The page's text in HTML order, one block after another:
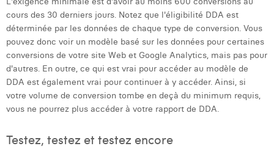
cours des 30 derniers jours. Notez que l'éligibilité DDA est
déterminée par les données de chaque type de conversion. Vous
pouvez donc voir un modèle basé sur les données pour certaines
conversions de votre site Web et Google Analytics, mais pas pour
d'autres. En outre, ce qui est vrai pour accéder au modèle de
DDA est également vrai pour continuer à y accéder. Ainsi, si
votre volume de conversion tombe en deçà du minimum requis,
vous ne pourrez plus accéder à votre rapport de DDA.
Testez, testez et testez encore